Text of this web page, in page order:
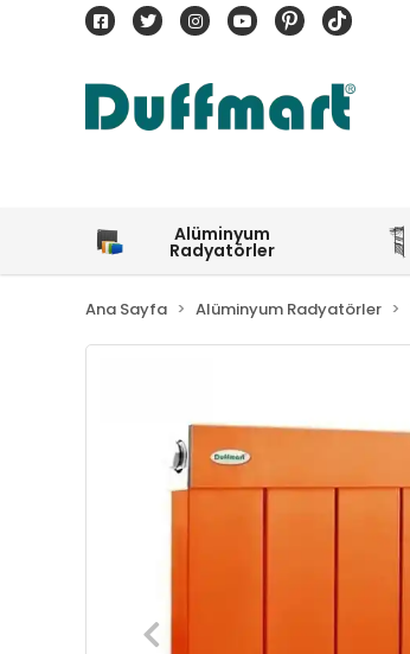
Alüminyum
Radyatörler
Ana Sayfa Alüminyum Radyatörler